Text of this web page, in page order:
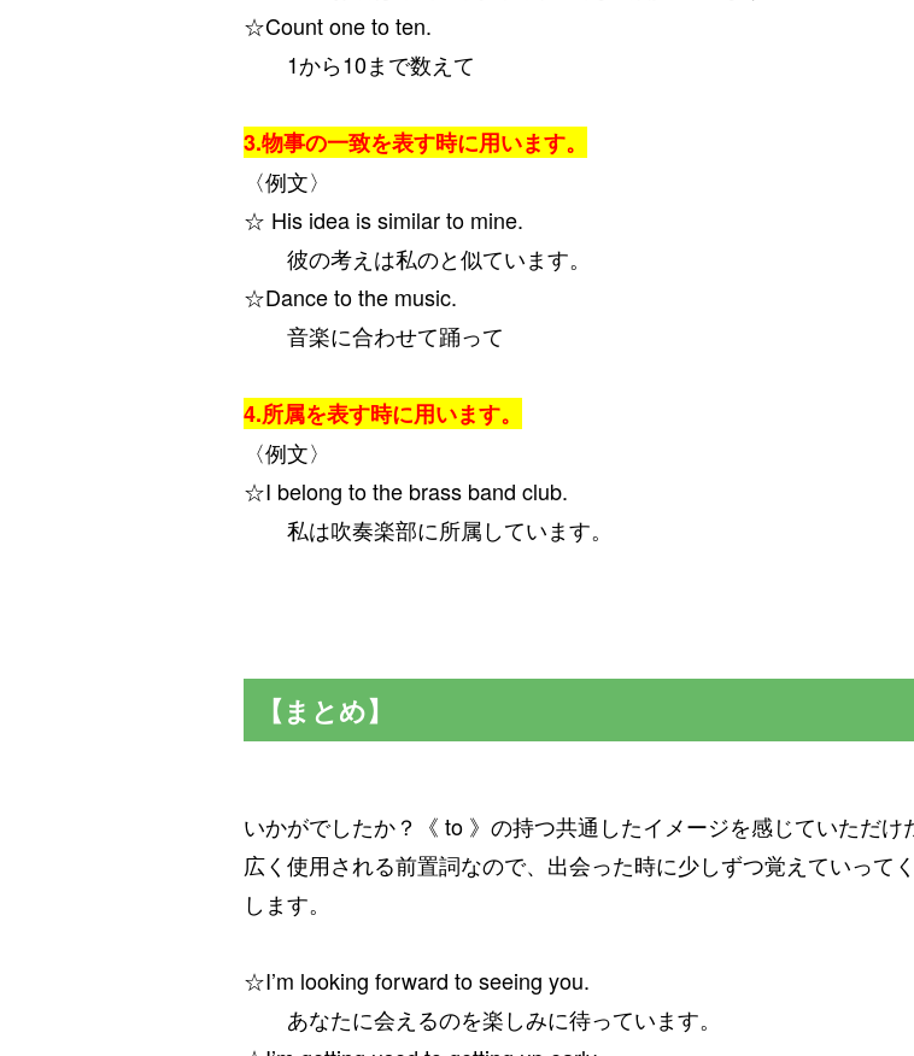
☆Count one to ten.
1から10まで数えて
3.物事の一致を表す時に用います。
〈例文〉
☆ His idea is similar to mine.
彼の考えは私のと似ています。
☆Dance to the music.
音楽に合わせて踊って
4.所属を表す時に用います。
〈例文〉
☆I belong to the brass band club.
私は吹奏楽部に所属しています。
【まとめ】
いかがでしたか？《 to 》の持つ共通したイメージを感じていただ
広く使用される前置詞なので、出会った時に少しずつ覚えていってく
します。
☆I’m looking forward to seeing you.
あなたに会えるのを楽しみに待っています。